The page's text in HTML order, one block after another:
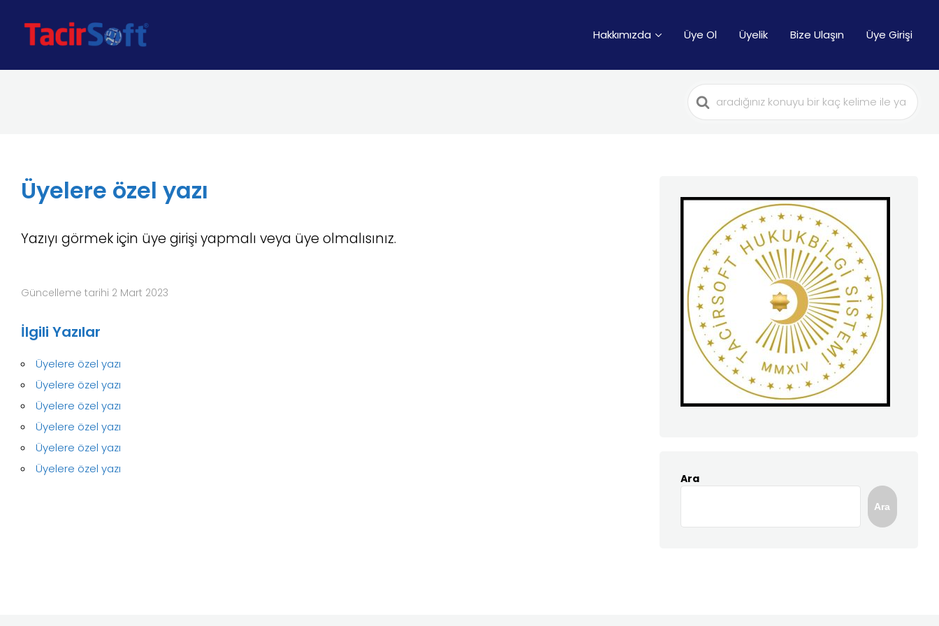
Hakkımızda Üye Ol Üyelik Bize Ulaşın Üye Girişi
Search
For
Üyelere özel yazı
Yazıyı görmek için üye girişi yapmalı veya üye olmalısınız.
Güncelleme tarihi 2 Mart 2023
İlgili Yazılar
Üyelere özel yazı
Üyelere özel yazı
Üyelere özel yazı
Üyelere özel yazı
Üyelere özel yazı
Üyelere özel yazı
Ara
Ara